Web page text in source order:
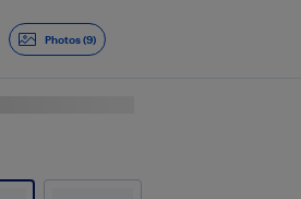
Photos (9)